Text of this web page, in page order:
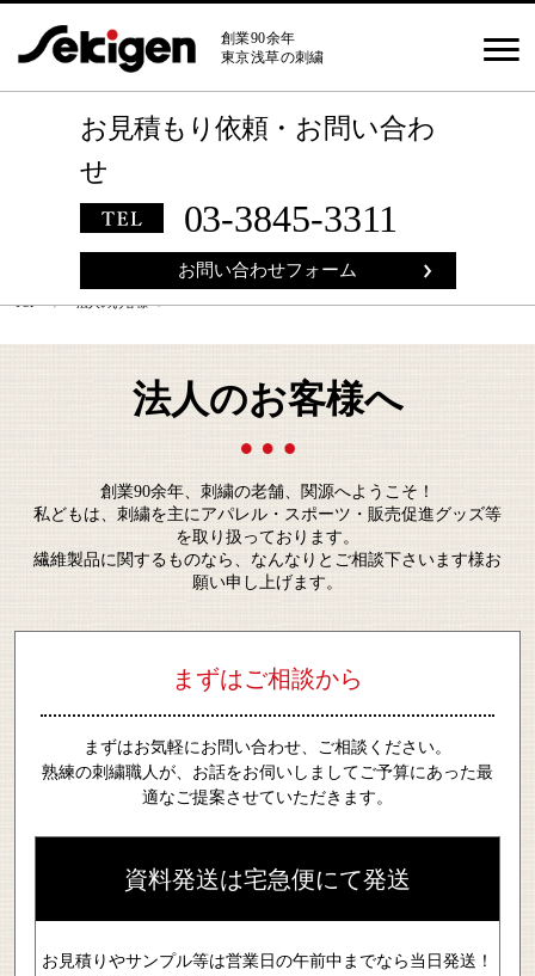
創業90余年
東京浅草の刺繍
お見積もり依頼・ お問い合わ
せ
03-3845-3311
お問い合わせフォーム
TOP〉 法人のお客様へ
法人のお客様へ
創業90余年、刺繍の老舗、関源へようこそ！
私どもは、刺繍を主にアパレル・スポーツ・販売促進グッズ等
を取り扱っております。
繊維製品に関するものなら、なんなりとご相談下さいます様お
願い申し上げます。
まずはご相談から
まずはお気軽にお問い合わせ、ご相談ください。
熟練の刺繍職人が、お話をお伺いしましてご予算にあった最
適なご提案させていただきます。
資料発送は宅急便にて発送
お見積りやサンプル等は営業日の午前中までなら当日発送！